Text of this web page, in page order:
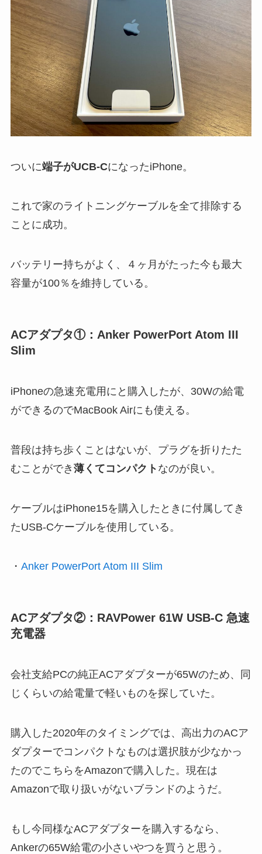
ついに端子がUCB-CになったiPhone。
これで家のライトニングケーブルを全て排除する
ことに成功。
バッテリー持ちがよく、４ヶ月がたった今も最大
容量が100％を維持している。
ACアダプタ①：Anker PowerPort Atom III
Slim
iPhoneの急速充電用にと購入したが、30Wの給電
ができるのでMacBook Airにも使える。
普段は持ち歩くことはないが、プラグを折りたた
むことができ 薄くてコンパクト なのが良い。
ケーブルはiPhone15を購入したときに付属してき
たUSB-Cケーブルを使用している。
・ Anker PowerPort Atom III Slim
ACアダプタ②：RAVPower 61W USB-C 急速
充電器
会社支給PCの純正ACアダプターが65Wのため、同
じくらいの給電量で軽いものを探していた。
購入した2020年のタイミングでは、高出力のACア
ダプターでコンパクトなものは選択肢が少なかっ
たのでこちらをAmazonで購入した。現在は
Amazonで取り扱いがないブランドのようだ。
もし今同様なACアダプターを購入するなら、
Ankerの65W給電の小さいやつを買うと思う。